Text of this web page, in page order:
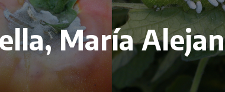
María